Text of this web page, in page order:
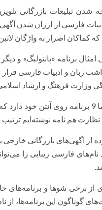
شدن تبلیغات بازرگانی
فارسی از ارزان شدن
کماکان اصرار به واژگان
امثال برنامه «پانتولیگ» و
زبان و ادبیات فارسی
وزارت فرهنگ و ارشاد
«در زمان حاضر سیما 9 برنامه روی
نظارت هم نامه نوشته‌ایم
از آگهی‌های بازرگانی
نام‌های فارسی زیبایی را
برخی شوها و برنامه‌های
گوناگون این برنامه‌ها،